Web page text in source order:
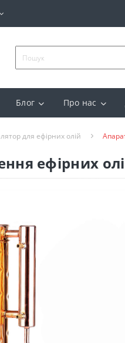
Блог Про нас
для ефірних олій
ефірних